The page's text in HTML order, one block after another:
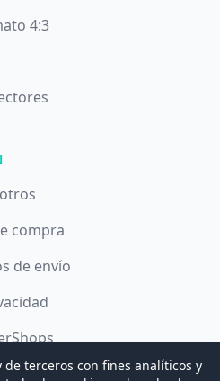
4:3
compra
de envío
terceros con fines analíticos y